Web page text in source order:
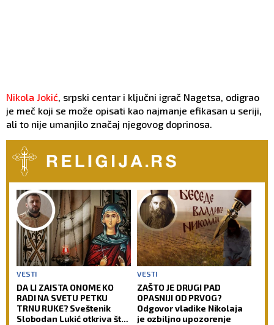
Nikola Jokić, srpski centar i ključni igrač Nagetsa, odigrao
je meč koji se može opisati kao najmanje efikasan u seriji,
ali to nije umanjilo značaj njegovog doprinosa.
VESTI
DA LI ZAISTA ONOME KO
RADI NA SVETU PETKU
TRNU RUKE? Sveštenik
Slobodan Lukić otkriva šta
VESTI
ZAŠTO JE DRUGI PAD
OPASNIJI OD PRVOG?
Odgovor vladike Nikolaja
je ozbiljno upozorenje